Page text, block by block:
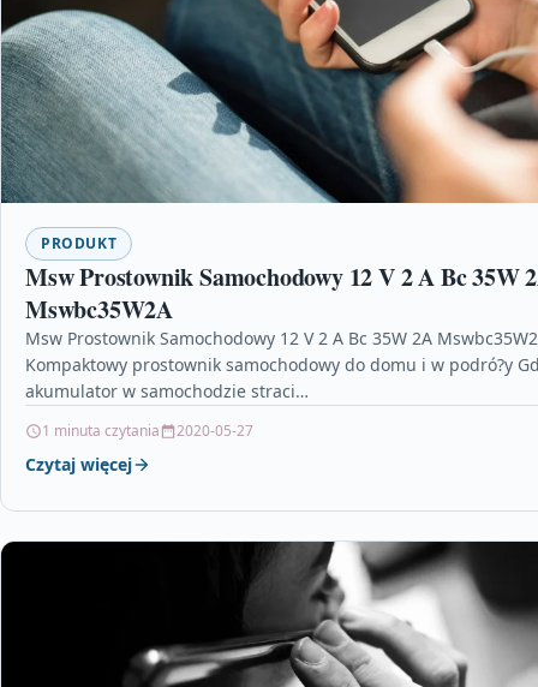
PRODUKT
Msw Prostownik Samochodowy 12 V 2 A Bc 35W
Mswbc35W2A
Msw Prostownik Samochodowy 12 V 2 A Bc 35W 2A
Kompaktowy prostownik samochodowy do domu i w podró?y
akumulator w samochodzie straci…
1 minuta czytania 2020-05-27
Czytaj więcej